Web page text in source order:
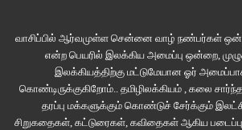
வாசிப்பில் ஆர்வமுள்ள சென்னை வாழ் நண்பர்கள்
என்ற பெயரில் இலக்கிய அமைப்பு ஒன்றை,
இலக்கியத்திற்கு மட்டுமேயான ஓர்
கொண்டிருக்குகிறோம்.. தமிழிலக்கியம் , கலை
தரப்பு மக்களுக்கும் கொண்டுச் சேர்க்கும்
சிறுகதைகள், கட்டுரைகள், கவிதைகள் ஆகிய